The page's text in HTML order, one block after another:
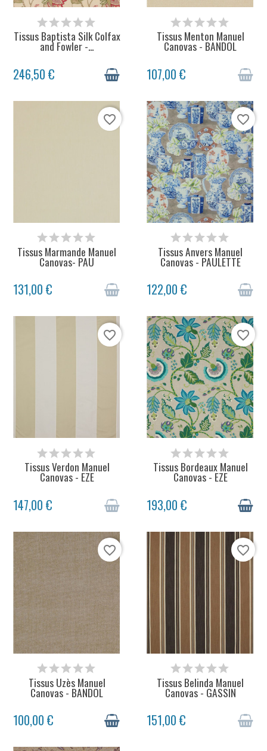
48H + DÉLAI LIVRAISON
Tissus Baptista Silk Colfax
and Fowler -...
246,50 €
STOCK ÉPUISÉ
Tissus Menton Manuel
Canovas - BANDOL
107,00 €
STOCK ÉPUISÉ
favorite_border
Tissus Marmande Manuel
Canovas- PAU
131,00 €
STOCK ÉPUISÉ
favorite_border
Tissus Anvers Manuel
Canovas - PAULETTE
122,00 €
STOCK ÉPUISÉ
favorite_border
Tissus Verdon Manuel
Canovas - EZE
147,00 €
48H + DÉLAI LIVRAISON
favorite_border
Tissus Bordeaux Manuel
Canovas - EZE
193,00 €
48H + DÉLAI LIVRAISON
favorite_border
Tissus Uzès Manuel
Canovas - BANDOL
100,00 €
STOCK ÉPUISÉ
favorite_border
Tissus Belinda Manuel
Canovas - GASSIN
151,00 €